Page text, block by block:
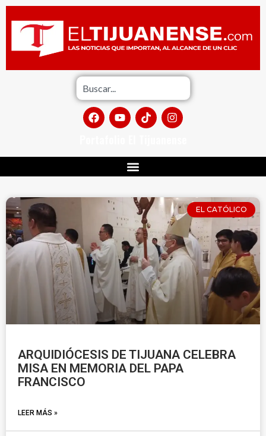
EL CATÓLICO
ARQUIDIÓCESIS DE TIJUANA CELEBRA
MISA EN MEMORIA DEL PAPA
FRANCISCO
LEER MÁS »